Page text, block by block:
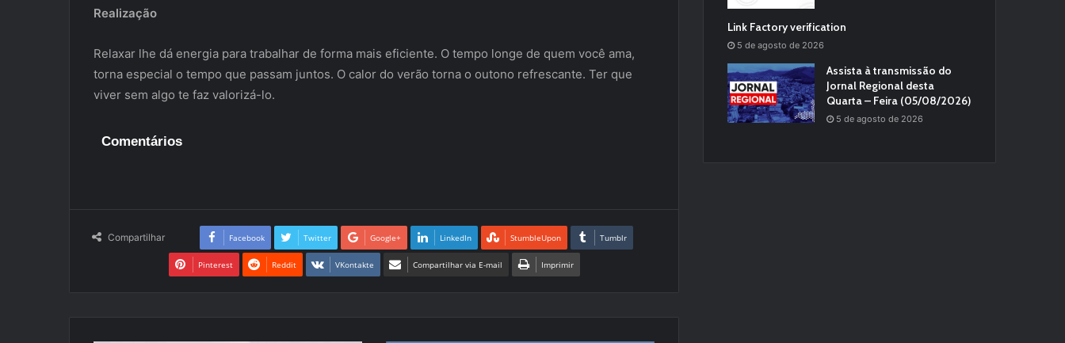
Realização
Relaxar lhe dá energia para trabalhar de forma mais eficiente. O tempo longe de quem você ama,
torna especial o tempo que passam juntos. O calor do verão torna o outono refrescante. Ter que
viver sem algo te faz valorizá-lo.
Comentários
Compartilhar Facebook Twitter Google+ LinkedIn StumbleUpon Tumblr
Pinterest Reddit VKontakte Compartilhar via E-mail Imprimir
Link Factory verification
5 de agosto de 2026
Assista à transmissão do
Jornal Regional desta
Quarta – Feira (05/08/2026)
5 de agosto de 2026